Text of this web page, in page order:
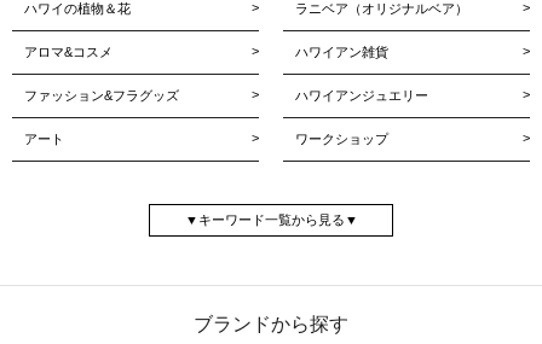
ハワイの植物＆花
アロマ&コスメ
ファッション&フラグッズ
アート
ラニベア（オリジナルベア）
ハワイアン雑貨
ハワイアンジュエリー
ワークショップ
ブランドから探す